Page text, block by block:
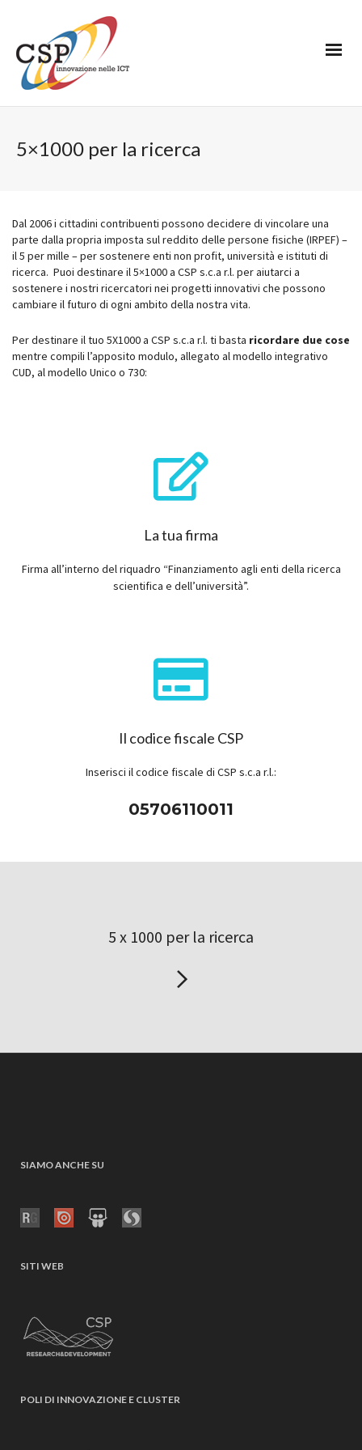
5×1000 per la ricerca
Dal 2006 i cittadini contribuenti possono decidere di vincolare una
parte dalla propria imposta sul reddito delle persone fisiche (IRPEF) –
il 5 per mille – per sostenere enti non profit, università e istituti di
ricerca. Puoi destinare il 5×1000 a CSP s.c.a r.l. per aiutarci a
sostenere i nostri ricercatori nei progetti innovativi che possono
cambiare il futuro di ogni ambito della nostra vita.
Per destinare il tuo 5X1000 a CSP s.c.a r.l. ti basta ricordare due cose
mentre compili l’apposito modulo, allegato al modello integrativo
CUD, al modello Unico o 730:
La tua firma
Firma all’interno del riquadro “Finanziamento agli enti della ricerca
scientifica e dell’università”.
Il codice fiscale CSP
Inserisci il codice fiscale di CSP s.c.a r.l.:
05706110011
5 x 1000 per la ricerca
SIAMO ANCHE SU
SITI WEB
POLI DI INNOVAZIONE E CLUSTER